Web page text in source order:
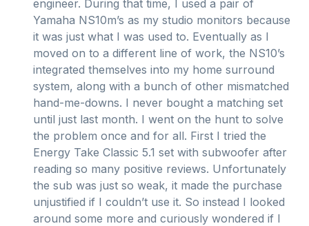
engineer. During that time, I used a pair of
Yamaha NS10m’s as my studio monitors because
it was just what I was used to. Eventually as I
moved on to a different line of work, the NS10’s
integrated themselves into my home surround
system, along with a bunch of other mismatched
hand-me-downs. I never bought a matching set
until just last month. I went on the hunt to solve
the problem once and for all. First I tried the
Energy Take Classic 5.1 set with subwoofer after
reading so many positive reviews. Unfortunately
the sub was just so weak, it made the purchase
unjustified if I couldn’t use it. So instead I looked
around some more and curiously wondered if I